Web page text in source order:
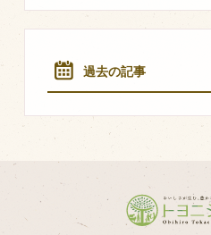
過去の記事